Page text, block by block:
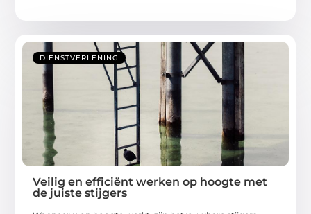
DIENSTVERLENING
Veilig en efficiënt werken op hoogte met
de juiste stijgers